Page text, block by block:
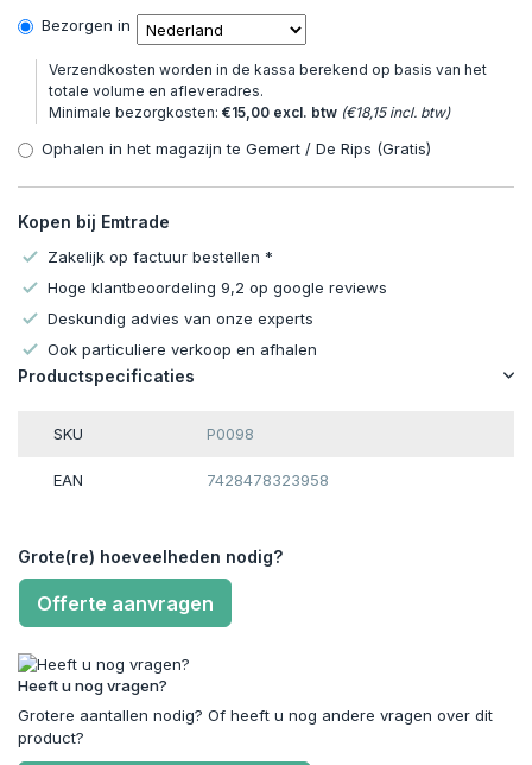
Bezorgen in
Verzendkosten worden in de kassa berekend op basis van het
totale volume en afleveradres.
Minimale bezorgkosten: €15,00 excl. btw (€18,15 incl. btw)
Ophalen in het magazijn te Gemert / De Rips (Gratis)
Kopen bij Emtrade
Zakelijk op factuur bestellen *
Hoge klantbeoordeling 9,2 op google reviews
Deskundig advies van onze experts
Ook particuliere verkoop en afhalen
Productspecificaties
SKU P0098
EAN 7428478323958
Grote(re) hoeveelheden nodig?
Offerte aanvragen
Heeft u nog vragen?
Grotere aantallen nodig? Of heeft u nog andere vragen over dit
product?